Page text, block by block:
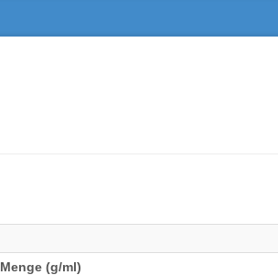
Menge (g/ml)